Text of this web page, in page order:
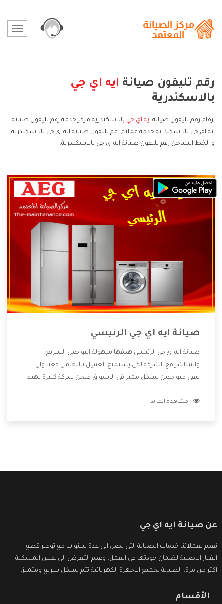
رقم تليفون صيانة ايه اي جي
بالاسكندرية
ارقام رقم تليفون صيانة ايه اي جي بالاسكندرية مركز خدمة رقم تليفون صيانة
ايه اي جي بالاسكندرية خدمة عملاء رقم تليفون صيانة ايه اي جي بالاسكندرية
و الخط الساخن رقم تليفون صيانة ايه اي جي بالاسكندرية.
صيانة ايه اي جي الرئيسي
صيانة ايه اي جي الرئيسي هدفها سهولة التواصل السريع
والمباشر مع الشركة لكى يستمتع العميل بالتعامل معنا وان
نبقى متواجدين بشكل مميز فى الاسواق فنحن شركة كبيرة نهتم
الشركة بها والتى تكون منها خدمة الصيانة التى تكون من أهم
مشاهدة المزيد
عن صيانة ايه اي جي
نقدم لعملائنا خدمات الصيانة التى تصل الى عدة سنوات مع توفير قطع
الغيار الاصلية لضمان جودتها فى العمل، وعدم التعرض الى نفس المشكلة
اكثر من مرة، الصيانة لجميع الاجهزة الكهربائية تتم بشكل سريع ومتميز.
الأقسام